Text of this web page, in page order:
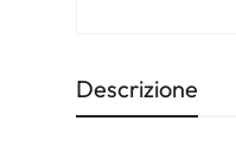
Descrizione